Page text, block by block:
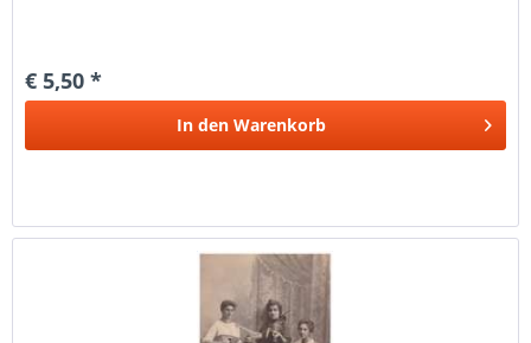
€ 5,50 *
In den Warenkorb